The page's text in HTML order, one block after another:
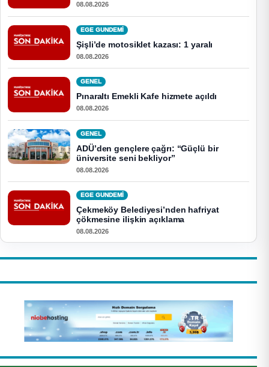
08.08.2026
EGE GUNDEMİ
Şişli’de motosiklet kazası: 1 yaralı
08.08.2026
GENEL
Pınaraltı Emekli Kafe hizmete açıldı
08.08.2026
GENEL
ADÜ’den gençlere çağrı: “Güçlü bir
üniversite seni bekliyor”
08.08.2026
EGE GUNDEMİ
Çekmeköy Belediyesi’nden hafriyat
çökmesine ilişkin açıklama
08.08.2026